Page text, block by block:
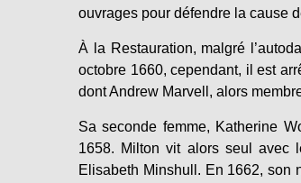
ouvrages pour défendre la cause
À la Restauration, malgré
octobre 1660, cependant, il est
dont Andrew Marvell, alors
Sa seconde femme, Katherine
1658. Milton vit alors seul avec
Elisabeth Minshull. En 1662, son